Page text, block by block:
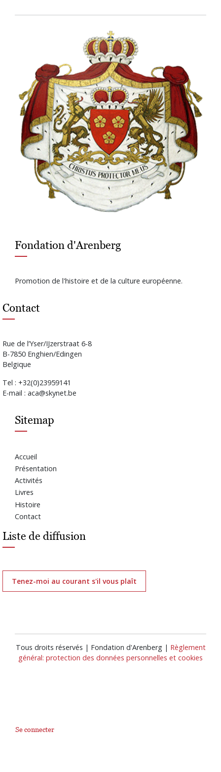
Fondation d'Arenberg
Promotion de l'histoire et de la culture européenne.
Contact
Rue de l’Yser/IJzerstraat 6-8
B-7850 Enghien/Edingen
Belgique
Tel : +32(0)23959141
E-mail : aca@skynet.be
Sitemap
Accueil
Présentation
Activités
Livres
Histoire
Contact
Liste de diffusion
Tenez-moi au courant s'il vous plaît
Tous droits réservés | Fondation d'Arenberg | Règlement
général: protection des données personnelles et cookies
User
Se connecter